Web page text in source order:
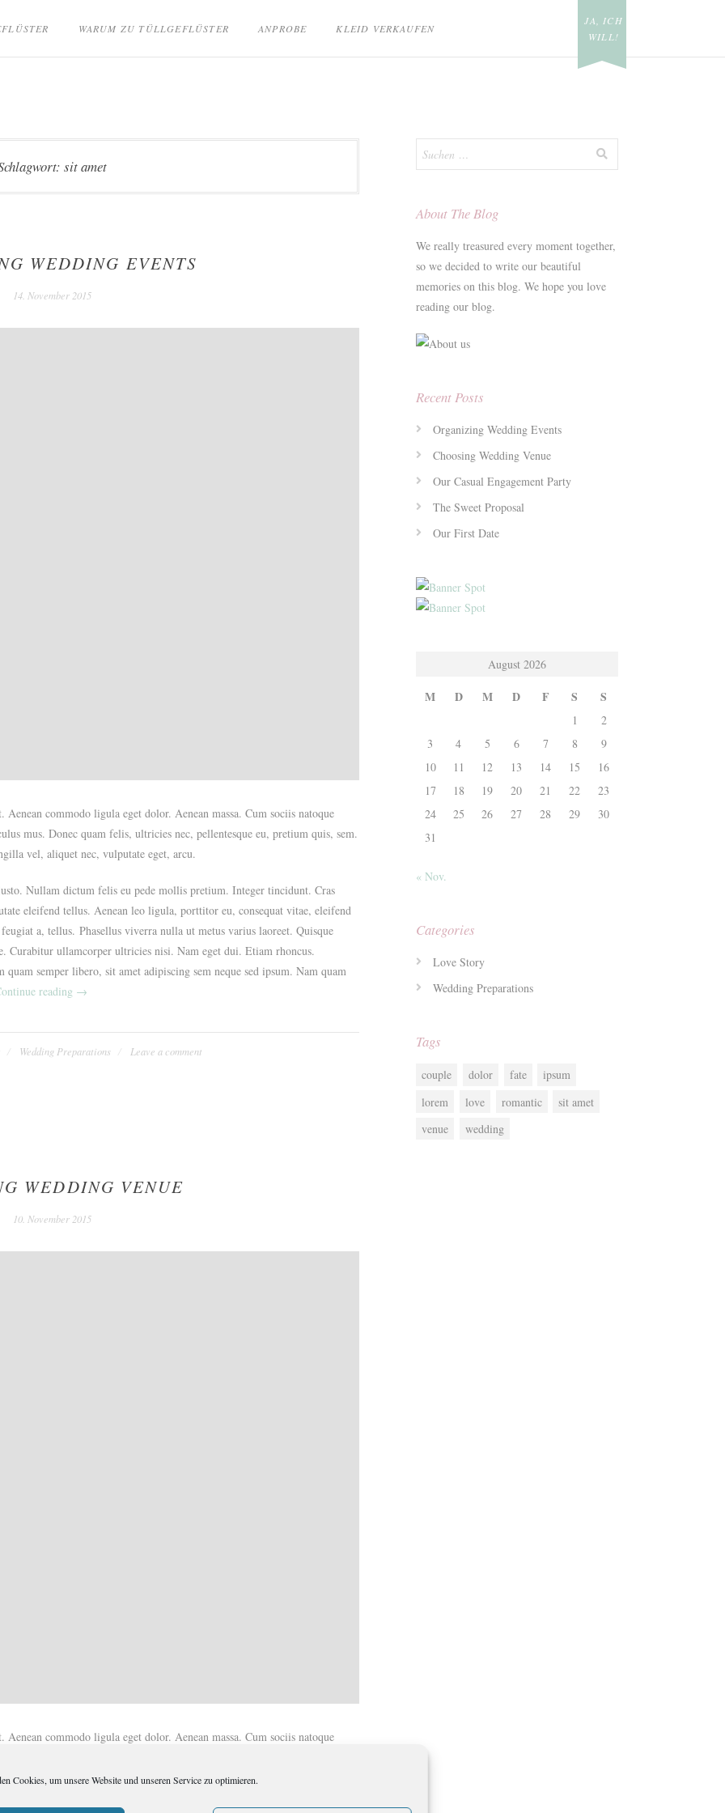
Cookies, um unsere Website und unseren Service zu optimieren.
JA, ICH
WILL!
WARUM ZU TÜLLGEFLÜSTER ANPROBE KLEID VERKAUFEN
sit amet
WEDDING EVENTS
14. November 2015
commodo ligula eget dolor. Aenean massa. Cum sociis natoque
mus. Donec quam felis, ultricies nec, pellentesque eu, pretium quis, sem.
vel, aliquet nec, vulputate eget, arcu.
Nullam dictum felis eu pede mollis pretium. Integer tincidunt. Cras
eleifend tellus. Aenean leo ligula, porttitor eu, consequat vitae, eleifend
a, tellus. Phasellus viverra nulla ut metus varius laoreet. Quisque
Curabitur ullamcorper ultricies nisi. Nam eget dui. Etiam rhoncus.
quam semper libero, sit amet adipiscing sem neque sed ipsum. Nam quam
reading „Organizing
Events“
→
Wedding Preparations Leave a comment
WEDDING VENUE
10. November 2015
commodo ligula eget dolor. Aenean massa. Cum sociis natoque
mus. Donec quam felis, ultricies nec, pellentesque eu, pretium quis, sem.
vel, aliquet nec, vulputate eget, arcu.
Suchen
nach:
About The Blog
We really treasured every moment together,
so we decided to write our beautiful
memories on this blog. We hope you love
reading our blog.
Recent Posts
Organizing Wedding Events
Choosing Wedding Venue
Our Casual Engagement Party
The Sweet Proposal
Our First Date
August 2026
M D M D F S S
1
2
3
4 5 6 7 8
9
10
11 12 13 14 15
16
17
18 19 20 21 22
23
24
25 26 27 28 29
30
31
« Nov.
Categories
Love Story
Wedding Preparations
Tags
couple dolor fate
ipsum
lorem
love romantic
sit amet
venue
wedding